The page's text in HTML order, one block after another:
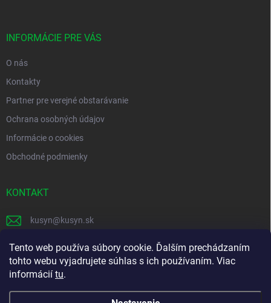
Tento web používa súbory cookie. Ďalším prechádzaním
tohto webu vyjadrujete súhlas s ich používaním. Viac
informácií tu.
INFORMÁCIE PRE VÁS
O nás
Kontakty
Partner pre verejné obstarávanie
Ochrana osobných údajov
Informácie o cookies
Obchodné podmienky
KONTAKT
kusyn@kusyn.sk
+421 903 445 999
labtech_svk